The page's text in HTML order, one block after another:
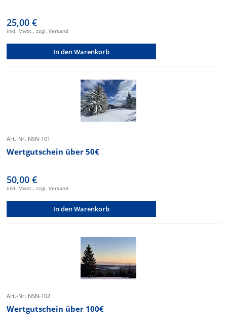
25,00 €
inkl. Mwst., zzgl. Versand
In den Warenkorb
Art.-Nr. NSN-101
Wertgutschein über 50€
50,00 €
inkl. Mwst., zzgl. Versand
In den Warenkorb
Art.-Nr. NSN-102
Wertgutschein über 100€